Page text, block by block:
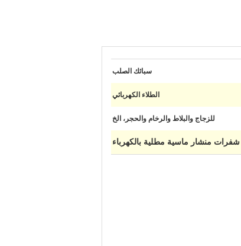
سبائك الصلب
الطلاء الكهربائي
للزجاج والبلاط والرخام والحجر، الخ
شفرات منشار ماسية مطلية بالكهرباء